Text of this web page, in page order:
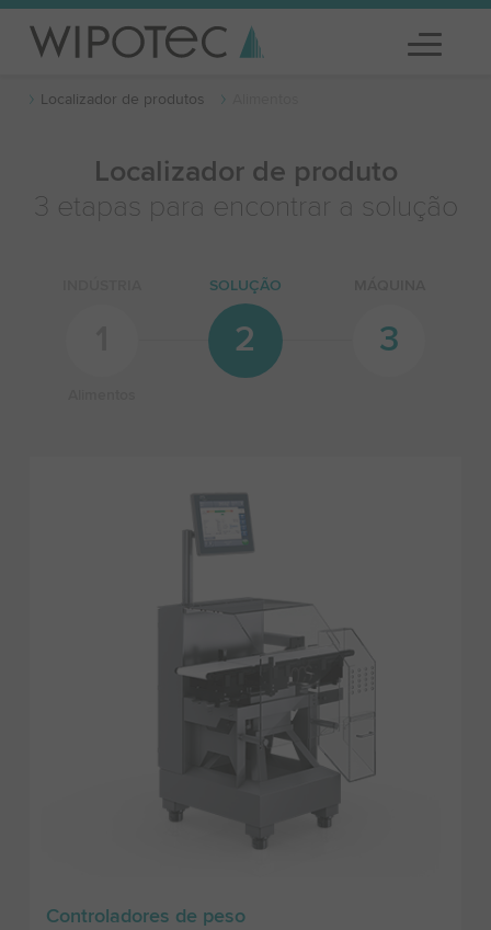
Localizador de produtos
Localizador de produto
3 etapas para encontrar a solução
SOLUÇÃO
2 3
Controladores de peso